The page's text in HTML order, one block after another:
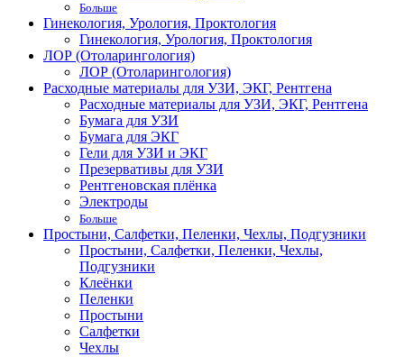
Больше
Гинекология, Урология, Проктология
Гинекология, Урология, Проктология
ЛОР (Отоларингология)
ЛОР (Отоларингология)
Расходные материалы для УЗИ, ЭКГ, Рентгена
Расходные материалы для УЗИ, ЭКГ, Рентгена
Бумага для УЗИ
Бумага для ЭКГ
Гели для УЗИ и ЭКГ
Презервативы для УЗИ
Рентгеновская плёнка
Электроды
Больше
Простыни, Салфетки, Пеленки, Чехлы, Подгузники
Простыни, Салфетки, Пеленки, Чехлы,
Подгузники
Клеёнки
Пеленки
Простыни
Салфетки
Чехлы